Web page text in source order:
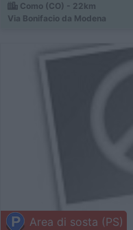
Como (CO) - 22km
Via Bonifacio da Modena
Area di sosta (PS)